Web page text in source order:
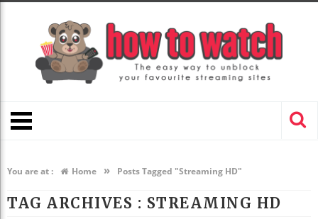
You are at : Home » Posts Tagged "Streaming HD"
TAG ARCHIVES : STREAMING HD